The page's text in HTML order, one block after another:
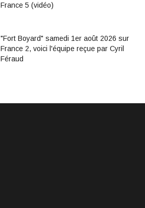
France 5 (vidéo)
"Fort Boyard" samedi 1er août 2026 sur
France 2, voici l'équipe reçue par Cyril
Féraud